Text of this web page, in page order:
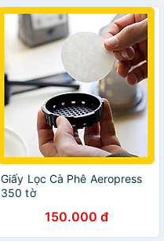
Giấy Lọc Cà Phê Aeropress
350 tờ
150.000 đ